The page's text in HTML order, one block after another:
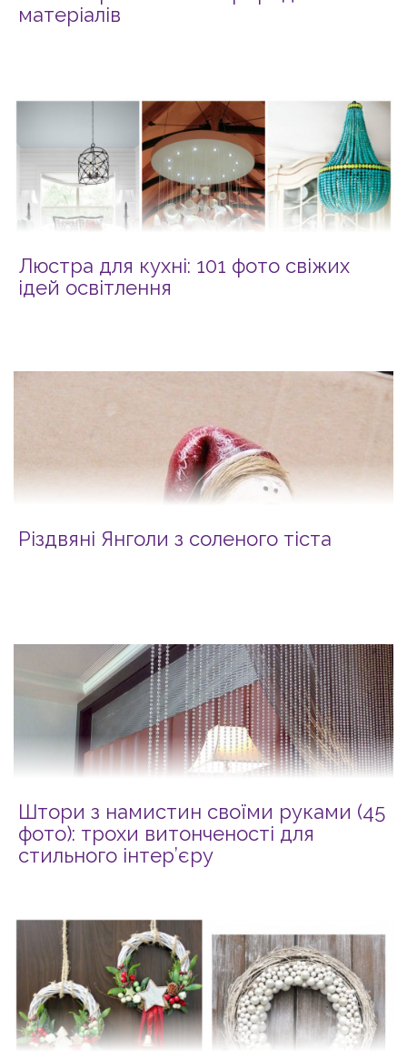
матеріалів
Люстра для кухні: 101 фото свіжих
ідей освітлення
Різдвяні Янголи з соленого тіста
Штори з намистин своїми руками (45
фото): трохи витонченості для
стильного інтер’єру